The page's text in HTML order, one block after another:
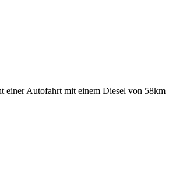
einer Autofahrt mit einem Diesel von 58km